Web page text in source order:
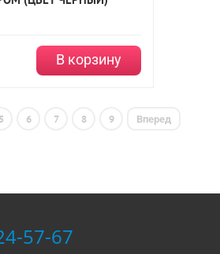
В корзину
5 6 7 8 9 Вперед
57-67